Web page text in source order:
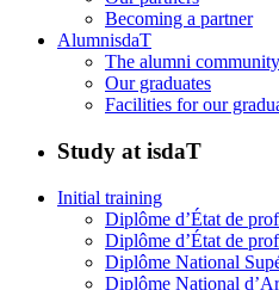
Becoming a partner
AlumnisdaT
The alumni community
Our graduates
Facilities for our
Study at isdaT
Initial training
Diplôme d’État de
Diplôme d’État de
Diplôme National
Diplôme National